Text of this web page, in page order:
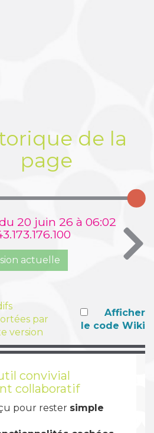
de la
page
20 juin 26 à 06:02
actuelle
par
version
Afficher
le code Wiki